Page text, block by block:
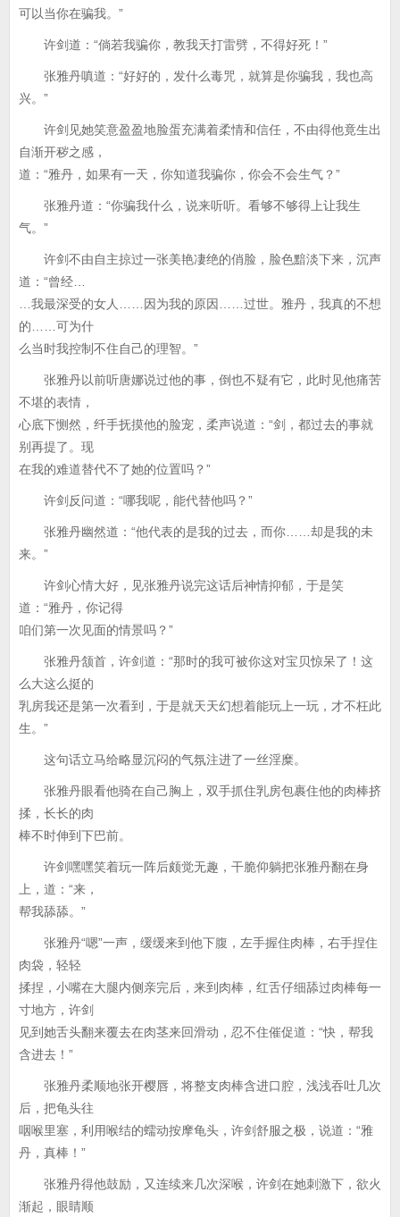
可以当你在骗我。”
许剑道：“倘若我骗你，教我天打雷劈，不得好死！”
张雅丹嗔道：“好好的，发什么毒咒，就算是你骗我，我也高
兴。”
许剑见她笑意盈盈地脸蛋充满着柔情和信任，不由得他竟生出
自渐开秽之感，
道：“雅丹，如果有一天，你知道我骗你，你会不会生气？”
张雅丹道：“你骗我什么，说来听听。看够不够得上让我生
气。”
许剑不由自主掠过一张美艳凄绝的俏脸，脸色黯淡下来，沉声
道：“曾经…
…我最深受的女人……因为我的原因……过世。雅丹，我真的不想
的……可为什
么当时我控制不住自己的理智。”
张雅丹以前听唐娜说过他的事，倒也不疑有它，此时见他痛苦
不堪的表情，
心底下恻然，纤手抚摸他的脸宠，柔声说道：“剑，都过去的事就
别再提了。现
在我的难道替代不了她的位置吗？”
许剑反问道：“哪我呢，能代替他吗？”
张雅丹幽然道：“他代表的是我的过去，而你……却是我的未
来。”
许剑心情大好，见张雅丹说完这话后神情抑郁，于是笑
道：“雅丹，你记得
咱们第一次见面的情景吗？”
张雅丹颔首，许剑道：“那时的我可被你这对宝贝惊呆了！这
么大这么挺的
乳房我还是第一次看到，于是就天天幻想着能玩上一玩，才不枉此
生。”
这句话立马给略显沉闷的气氛注进了一丝淫糜。
张雅丹眼看他骑在自己胸上，双手抓住乳房包裹住他的肉棒挤
揉，长长的肉
棒不时伸到下巴前。
许剑嘿嘿笑着玩一阵后颇觉无趣，干脆仰躺把张雅丹翻在身
上，道：“来，
帮我舔舔。”
张雅丹“嗯”一声，缓缓来到他下腹，左手握住肉棒，右手捏住
肉袋，轻轻
揉捏，小嘴在大腿内侧亲完后，来到肉棒，红舌仔细舔过肉棒每一
寸地方，许剑
见到她舌头翻来覆去在肉茎来回滑动，忍不住催促道：“快，帮我
含进去！”
张雅丹柔顺地张开樱唇，将整支肉棒含进口腔，浅浅吞吐几次
后，把龟头往
咽喉里塞，利用喉结的蠕动按摩龟头，许剑舒服之极，说道：“雅
丹，真棒！”
张雅丹得他鼓励，又连续来几次深喉，许剑在她刺激下，欲火
渐起，眼睛顺